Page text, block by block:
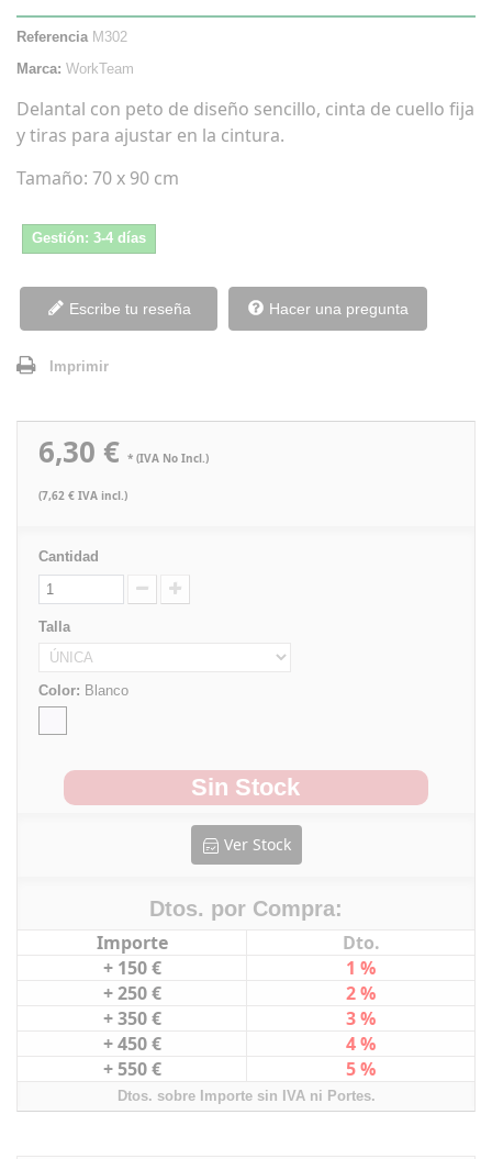
Referencia M302
Marca: WorkTeam
Delantal con peto de diseño sencillo, cinta de cuello fija
y tiras para ajustar en la cintura.
Tamaño: 70 x 90 cm
Gestión: 3-4 días
Escribe tu reseña Hacer una pregunta
Imprimir
6,30 € * (IVA No Incl.)
(7,62 € IVA incl.)
Cantidad
Talla
Color: Blanco
Sin Stock
Ver Stock
Dtos. por Compra:
Importe
Dto.
+ 150 €
1 %
+ 250 €
2 %
+ 350 €
3 %
+ 450 €
4 %
+ 550 €
5 %
Dtos. sobre Importe sin IVA ni Portes.